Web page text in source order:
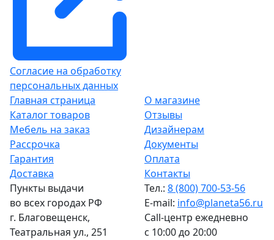
Согласие на обработку
персональных данных
Главная страница
Каталог товаров
Мебель на заказ
Рассрочка
Гарантия
О магазине
Отзывы
Дизайнерам
Документы
Оплата
Доставка
Пункты выдачи
во всех городах РФ
г. Благовещенск,
Театральная ул., 251
Контакты
Тел.: 8 (800) 700-53-56
E-mail: info@planeta56.ru
Call-центр ежедневно
с 10:00 до 20:00